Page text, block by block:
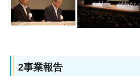
2事業報告